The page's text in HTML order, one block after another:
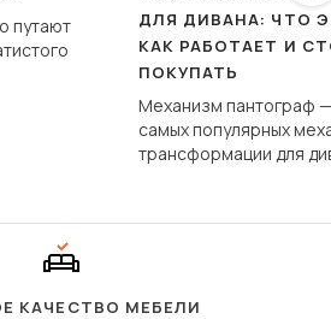
путают
ДЛЯ ДИВАНА: ЧТО
КАК РАБОТАЕТ И
ПОКУПАТЬ
Механизм пантограф
самых популярных
трансформации для
сиденье не
дугообразной
КАЧЕСТВО МЕБЕЛИ